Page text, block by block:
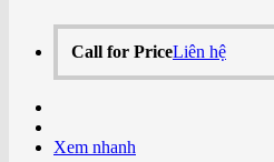
Call for PriceLiên hệ
Xem nhanh